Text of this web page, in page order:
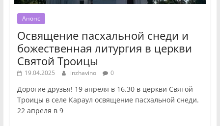
Анонс
Освящение пасхальной снеди и
божественная литургия в церкви
Святой Троицы
19.04.2025 inzhavino 0
Дорогие друзья! 19 апреля в 16.30 в церкви Святой
Троицы в селе Караул освящение пасхальной снеди.
22 апреля в 9